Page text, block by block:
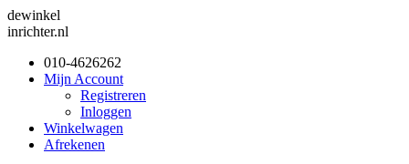
dewinkel
inrichter.nl
010-4626262
Mijn Account
Registreren
Inloggen
Winkelwagen
Afrekenen